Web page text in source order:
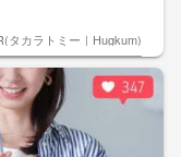
タカラトミー｜Hugkum)